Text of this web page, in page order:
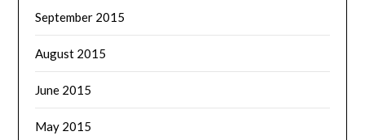
September 2015
August 2015
June 2015
May 2015